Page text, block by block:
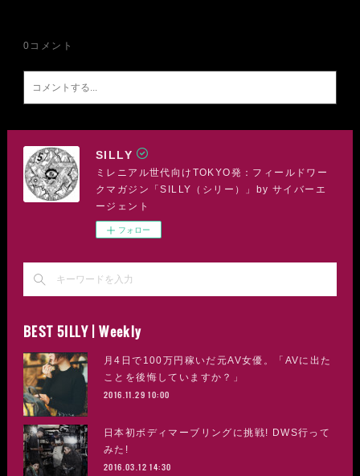
0 コメント
SILLY
ミレニアル世代向けTOKYO発：フィールドワー
クマガジン「SILLY（シリー）」by サイバーエ
ージェント
フォロー
BEST 5ILLY | Weekly
月4日で100万円稼いだ元AV女優。「AVに出た
ことを後悔していますか？」
2016.11.29 10:00
日本初ボディマーブリングに挑戦! DWS行って
みた!
2016.03.12 14:30